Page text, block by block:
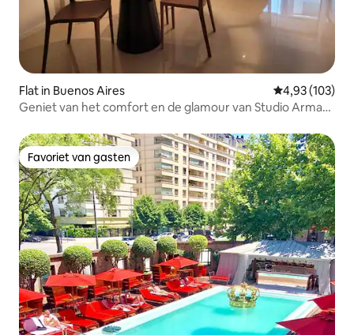
Flat in Buenos Aires Gemiddelde
4,93 (103)
Geniet van het comfort en de glamour van Studio Armani
Favoriet van gasten
Favoriet van gasten